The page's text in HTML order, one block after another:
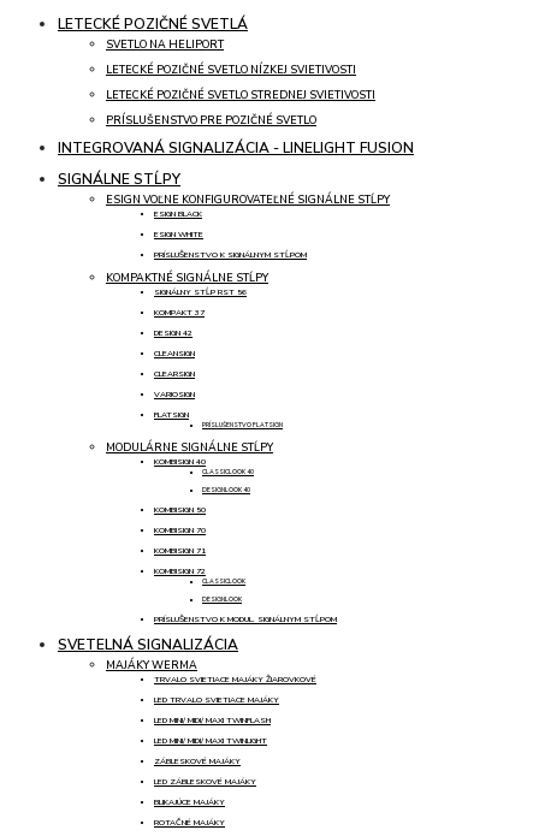
LETECKÉ POZIČNÉ SVETLÁ
SVETLO NA HELIPORT
LETECKÉ POZIČNÉ SVETLO NÍZKEJ SVIETIVOSTI
LETECKÉ POZIČNÉ SVETLO STREDNEJ SVIETIVOSTI
PRÍSLUŠENSTVO PRE POZIČNÉ SVETLO
INTEGROVANÁ SIGNALIZÁCIA - LINELIGHT FUSION
SIGNÁLNE STĹPY
ESIGN VOĽNE KONFIGUROVATEĽNÉ SIGNÁLNE STĹPY
ESIGN BLACK
ESIGN WHITE
PRÍSLUŠENSTVO K SIGNÁLNYM STĹPOM
KOMPAKTNÉ SIGNÁLNE STĹPY
SIGNÁLNY STĹP RST 56
KOMPAKT 37
DESIGN 42
CLEANSIGN
CLEARSIGN
VARIOSIGN
FLATSIGN
PRÍSLUŠENSTVO FLATSIGN
MODULÁRNE SIGNÁLNE STĹPY
KOMBISIGN 40
CLASSICLOOK 40
DESIGNLOOK 40
KOMBISIGN 50
KOMBISIGN 70
KOMBISIGN 71
KOMBISIGN 72
CLASSICLOOK
DESIGNLOOK
PRÍSLUŠENSTVO K MODUL. SIGNÁLNYM STĹPOM
SVETELNÁ SIGNALIZÁCIA
MAJÁKY WERMA
TRVALO SVIETIACE MAJÁKY ŽIAROVKOVÉ
LED TRVALO SVIETIACE MAJÁKY
LED MINI/ MIDI/ MAXI TWINFLASH
LED MINI/ MIDI/ MAXI TWINLIGHT
ZÁBLESKOVÉ MAJÁKY
LED ZÁBLESKOVÉ MAJÁKY
BLIKAJÚCE MAJÁKY
ROTAČNÉ MAJÁKY